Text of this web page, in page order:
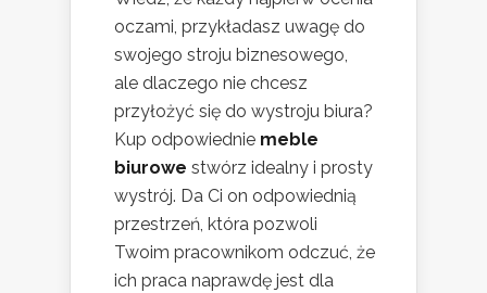
oczami, przykładasz uwagę do
swojego stroju biznesowego,
ale dlaczego nie chcesz
przyłożyć się do wystroju biura?
Kup odpowiednie meble
biurowe stwórz idealny i prosty
wystrój. Da Ci on odpowiednią
przestrzeń, która pozwoli
Twoim pracownikom odczuć, że
ich praca naprawdę jest dla